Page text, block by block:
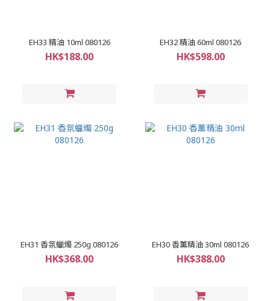
EH33 精油 10ml 080126
HK$188.00
EH32 精油 60ml 080126
HK$598.00
EH31 香氛蠟燭 250g 080126
HK$368.00
EH30 香薰精油 30ml 080126
HK$388.00